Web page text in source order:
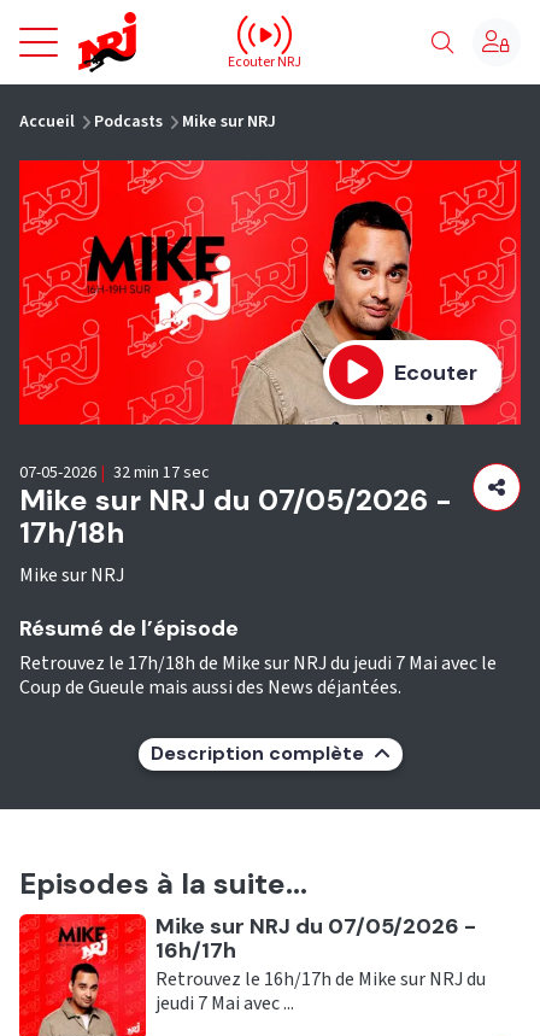
NRJ - Accueil
Ecouter NRJ
Accueil Podcasts Mike sur NRJ
Ecouter
Mike sur NRJ du 07/05/2026 -
17h/18h
Mike sur NRJ
07-05-2026 | 32 min 17 sec
Résumé de l’épisode
Retrouvez le 17h/18h de Mike sur NRJ du jeudi 7 Mai avec le
Coup de Gueule mais aussi des News déjantées.
Description complète
Episodes à la suite...
Ecouter
Mike sur NRJ du 07/05/2026 -
16h/17h
Retrouvez le 16h/17h de Mike sur NRJ du
jeudi 7 Mai avec ...